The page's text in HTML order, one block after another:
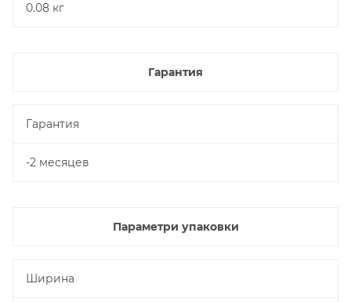
0.08 кг
Гарантия
Гарантия
-2 месяцев
Параметри упаковки
Ширина